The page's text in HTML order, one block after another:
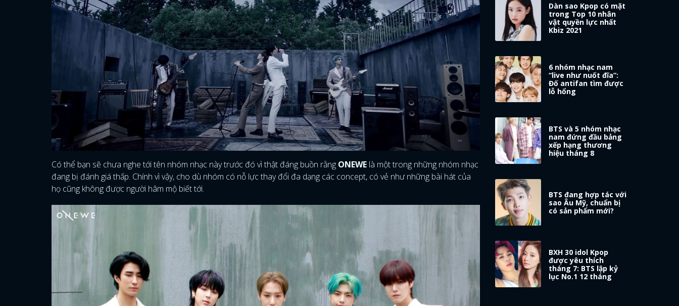
Có thể bạn sẽ chưa nghe tới tên nhóm nhạc này trước đó vì thật đáng buồn rằng ONEWE là một trong những nhóm nhạc
đang bị đánh giá thấp. Chính vì vậy, cho dù nhóm có nỗ lực thay đổi đa dạng các concept, có vẻ như những bài hát của
họ cũng không được người hâm mộ biết tới.
Dàn sao Kpop có mặt
trong Top 10 nhân
vật quyền lực nhất
Kbiz 2021
6 nhóm nhạc nam
“live như nuốt đĩa”:
Đố antifan tìm được
lỗ hổng
BTS và 5 nhóm nhạc
nam đứng đầu bảng
xếp hạng thương
hiệu tháng 8
BTS đang hợp tác với
sao Âu Mỹ, chuẩn bị
có sản phẩm mới?
BXH 30 idol Kpop
được yêu thích
tháng 7: BTS lập kỷ
lục No.1 12 tháng